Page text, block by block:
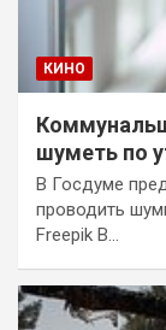
КИНО
шуметь по
В Госдуме
проводить
Freepik В…